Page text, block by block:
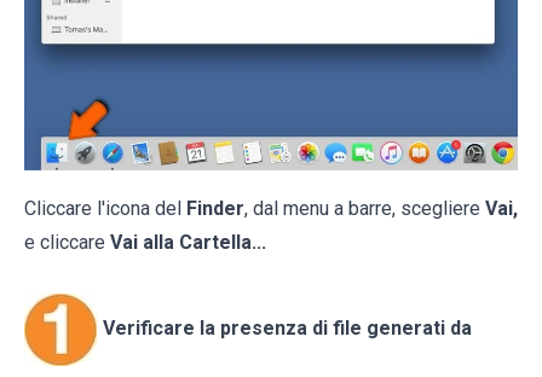
Cliccare l'icona del Finder, dal menu a barre, scegliere Vai,
e cliccare Vai alla Cartella...
Verificare la presenza di file generati da